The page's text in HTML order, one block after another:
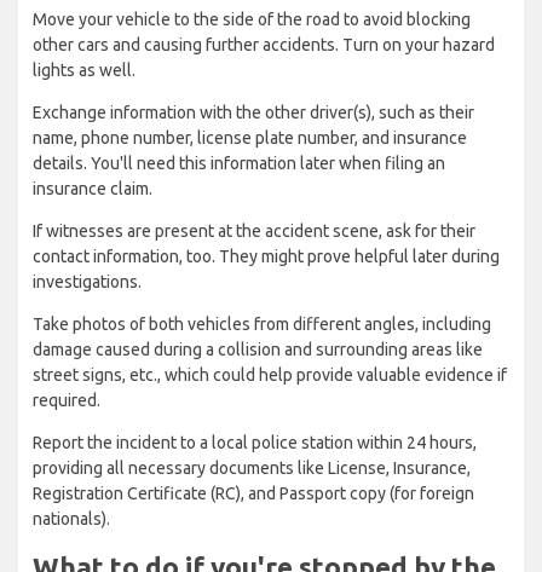
Move your vehicle to the side of the road to avoid blocking
other cars and causing further accidents. Turn on your hazard
lights as well.
Exchange information with the other driver(s), such as their
name, phone number, license plate number, and insurance
details. You'll need this information later when filing an
insurance claim.
If witnesses are present at the accident scene, ask for their
contact information, too. They might prove helpful later during
investigations.
Take photos of both vehicles from different angles, including
damage caused during a collision and surrounding areas like
street signs, etc., which could help provide valuable evidence if
required.
Report the incident to a local police station within 24 hours,
providing all necessary documents like License, Insurance,
Registration Certificate (RC), and Passport copy (for foreign
nationals).